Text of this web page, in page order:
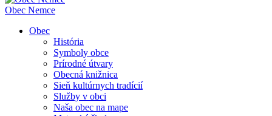
Obec Nemce
Obec
História
Symboly obce
Prírodné útvary
Obecná knižnica
Sieň kultúrnych tradícií
Služby v obci
Naša obec na mape